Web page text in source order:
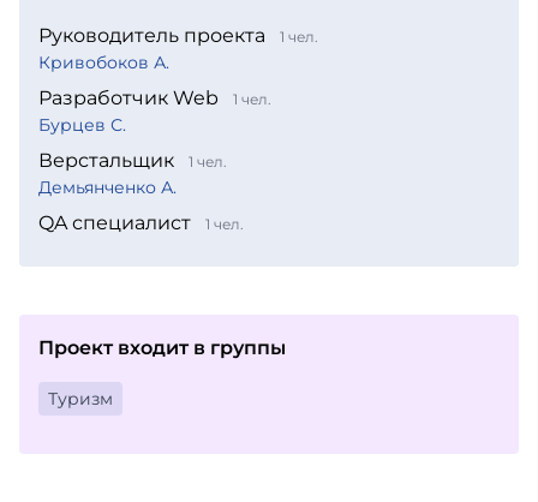
Руководитель проекта 1 чел.
Кривобоков А.
Разработчик Web 1 чел.
Бурцев С.
Верстальщик 1 чел.
Демьянченко А.
QA специалист 1 чел.
Проект входит в группы
Туризм